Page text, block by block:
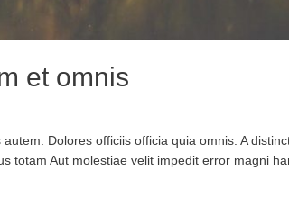
et omnis
Dolores officiis officia quia omnis. A
totam Aut molestiae velit impedit error magni